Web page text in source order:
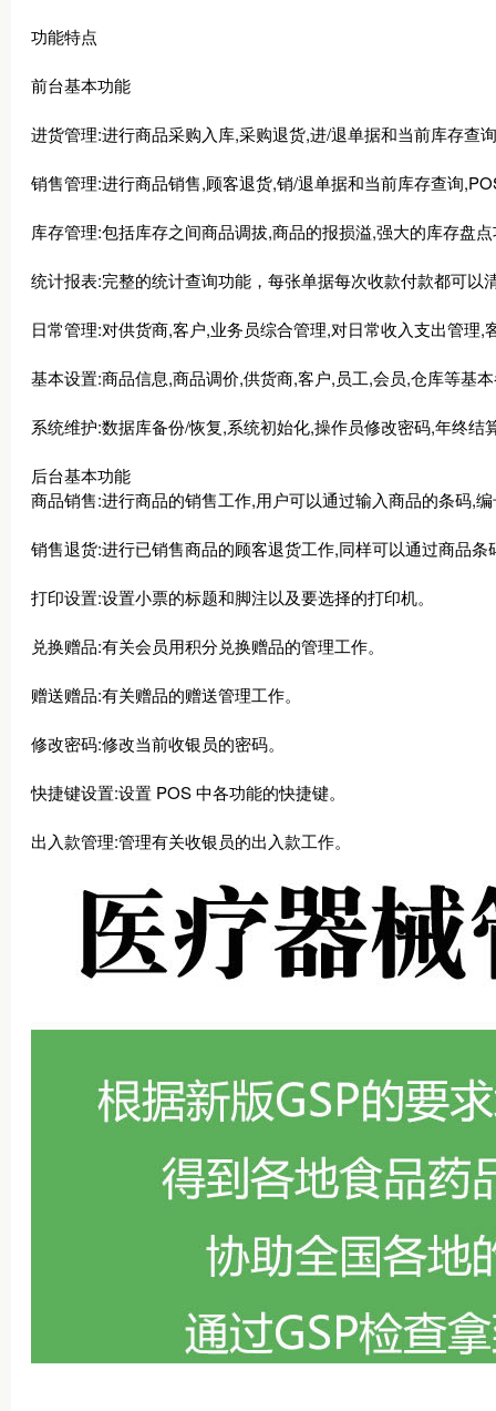
功能特点
前台基本功能
进货管理:进行商品采购入库,采购退货,进/退单据和当前库存查
销售管理:进行商品销售,顾客退货,销/退单据和当前库存查询
库存管理:包括库存之间商品调拔,商品的报损溢,强大的库存盘
统计报表:完整的统计查询功能，每张单据每次收款付款都可以
日常管理:对供货商,客户,业务员综合管理,对日常收入支出管理,
基本设置:商品信息,商品调价,供货商,客户,员工,会员,仓库等基
系统维护:数据库备份/恢复,系统初始化,操作员修改密码,年终结
后台基本功能
商品销售:进行商品的销售工作,用户可以通过输入商品的条码,
销售退货:进行已销售商品的顾客退货工作,同样可以通过商品
打印设置:设置小票的标题和脚注以及要选择的打印机。
兑换赠品:有关会员用积分兑换赠品的管理工作。
赠送赠品:有关赠品的赠送管理工作。
修改密码:修改当前收银员的密码。
快捷键设置:设置 POS 中各功能的快捷键。
出入款管理:管理有关收银员的出入款工作。